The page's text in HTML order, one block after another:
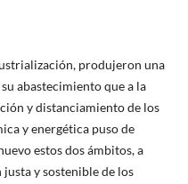
produjeron una
abastecimiento que a la
y distanciamiento de los
y energética puso de
estos dos ámbitos, a
y sostenible de los